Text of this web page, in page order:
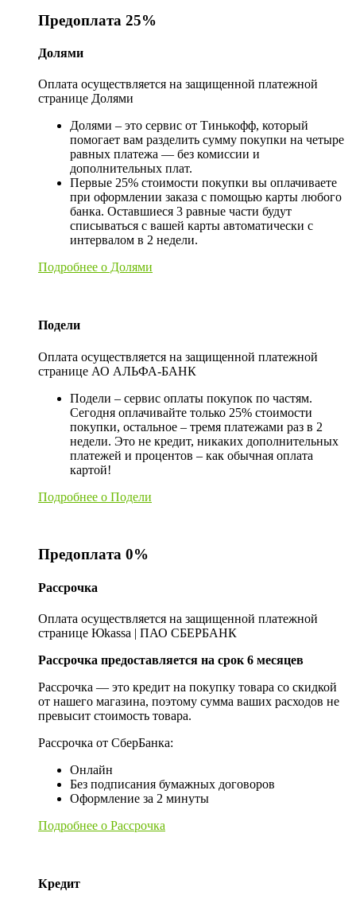
Предоплата 25%
Долями
Оплата осуществляется на защищенной платежной
странице Долями
Долями – это сервис от Тинькофф, который
помогает вам разделить сумму покупки на четыре
равных платежа — без комиссии и
дополнительных плат.
Первые 25% стоимости покупки вы оплачиваете
при оформлении заказа с помощью карты любого
банка. Оставшиеся 3 равные части будут
списываться с вашей карты автоматически с
интервалом в 2 недели.
Подробнее о Долями
Подели
Оплата осуществляется на защищенной платежной
странице АО АЛЬФА-БАНК
Подели – сервис оплаты покупок по частям.
Сегодня оплачивайте только 25% стоимости
покупки, остальное – тремя платежами раз в 2
недели. Это не кредит, никаких дополнительных
платежей и процентов – как обычная оплата
картой!
Подробнее о Подели
Предоплата 0%
Рассрочка
Оплата осуществляется на защищенной платежной
странице Юkassa | ПАО СБЕРБАНК
Рассрочка предоставляется на срок 6 месяцев
Рассрочка — это кредит на покупку товара со скидкой
от нашего магазина, поэтому сумма ваших расходов не
превысит стоимость товара.
Рассрочка от СберБанка:
Онлайн
Без подписания бумажных договоров
Оформление за 2 минуты
Подробнее о Рассрочка
Кредит